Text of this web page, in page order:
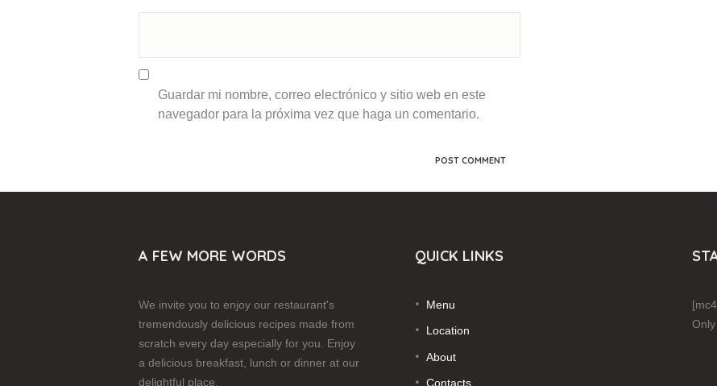
Guardar mi nombre, correo electrónico y sitio web en este
navegador para la próxima vez que haga un comentario.
A FEW MORE WORDS
We invite you to enjoy our restaurant's
tremendously delicious recipes made from
scratch every day especially for you. Enjoy
a delicious breakfast, lunch or dinner at our
delightful place.
QUICK LINKS
Menu
Location
About
Contacts